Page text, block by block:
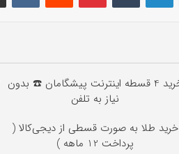
خرید 4 قسطه اینترنت پیشگامان ☎️ بدون
نیاز به تلفن
خرید طلا به صورت قسطی از دیجی‌کالا (
پرداخت 12 ماهه )